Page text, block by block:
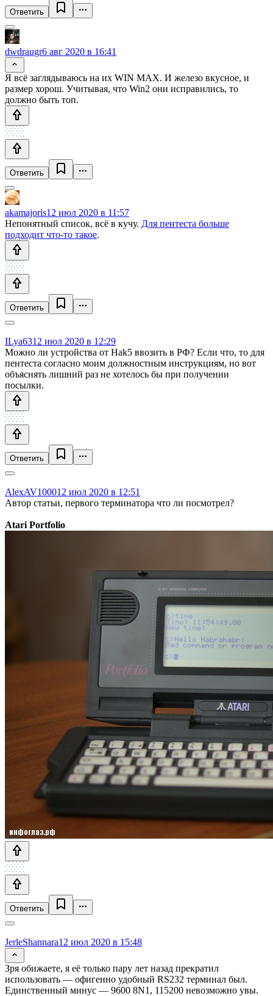
Ответить
dwdraugr6 авг 2020 в 16:41
Я всё заглядываюсь на их WIN MAX. И железо вкусное, и
размер хорош. Учитывая, что Win2 они исправились, то
должно быть топ.
Ответить
akamajoris12 июл 2020 в 11:57
Непонятный список, всё в кучу. Для пентеста больше
подходит что-то такое.
Ответить
ILya6312 июл 2020 в 12:29
Можно ли устройства от Hak5 ввозить в РФ? Если что, то для
пентеста согласно моим должностным инструкциям, но вот
объяснять лишний раз не хотелось бы при получении
посылки.
Ответить
AlexAV100012 июл 2020 в 12:51
Автор статьи, первого терминатора что ли посмотрел?
Atari Portfolio
Ответить
JerleShannara12 июл 2020 в 15:48
Зря обижаете, я её только пару лет назад прекратил
использовать — офигенно удобный RS232 терминал был.
Единственный минус — 9600 8N1, 115200 невозможно увы.